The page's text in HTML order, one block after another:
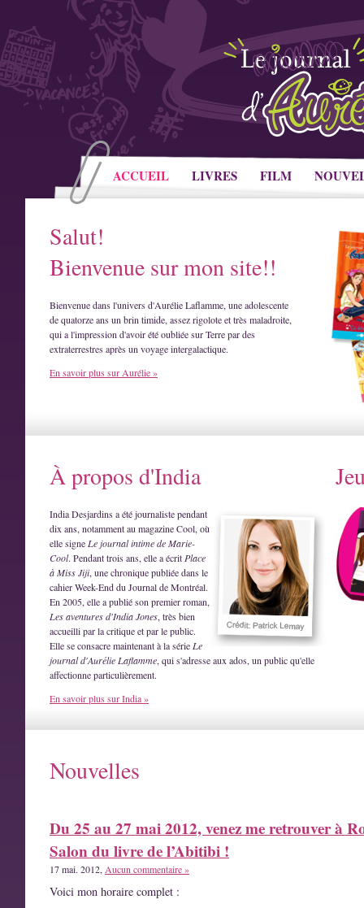
ACCUEIL LIVRES FILM
Salut!
Bienvenue sur mon site!!
Bienvenue dans l'univers d'Aurélie Laflamme, une adolescente
de quatorze ans un brin timide, assez rigolote et très maladroite,
qui a l'impression d'avoir été oubliée sur Terre par des
extraterrestres après un voyage intergalactique.
En savoir plus sur Aurélie »
À propos d'India
India Desjardins a été journaliste pendant
dix ans, notamment au magazine Cool, où
elle signe Le journal intime de Marie-
Cool. Pendant trois ans, elle a écrit Place
à Miss Jiji, une chronique publiée dans le
cahier Week-End du Journal de Montréal.
En 2005, elle a publié son premier roman,
Les aventures d'India Jones, très bien
accueilli par la critique et par le public.
Elle se consacre maintenant à la série Le
journal d'Aurélie Laflamme, qui s'adresse aux ados, un public qu'elle
affectionne particulièrement.
En savoir plus sur India »
Nouvelles
Du 25 au 27 mai 2012, venez me retrouver à
Salon du livre de l’Abitibi !
17 mai. 2012, Aucun commentaire »
Voici mon horaire complet :